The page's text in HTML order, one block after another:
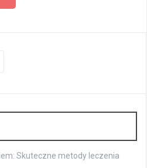
Skuteczne metody leczenia